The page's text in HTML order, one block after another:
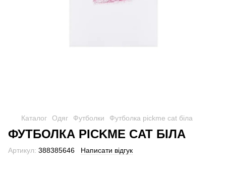
Каталог Одяг Футболки Футболка pickme cat біла
ФУТБОЛКА PICKME CAT БІЛА
Артикул: 388385646 Написати відгук